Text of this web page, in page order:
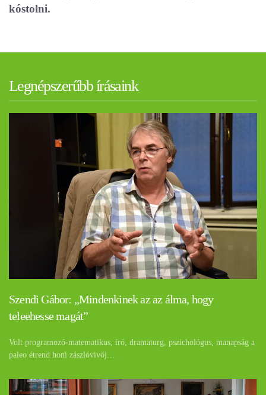
kóstolni.
Legnépszerűbb írásaink
Szendi Gábor: „Mindenkinek az az álma, hogy
teleehesse magát”
Volt programozó-matematikus, író, dramaturg, pszichológus, manapság a
paleo étrend honi zászlóvivőj…